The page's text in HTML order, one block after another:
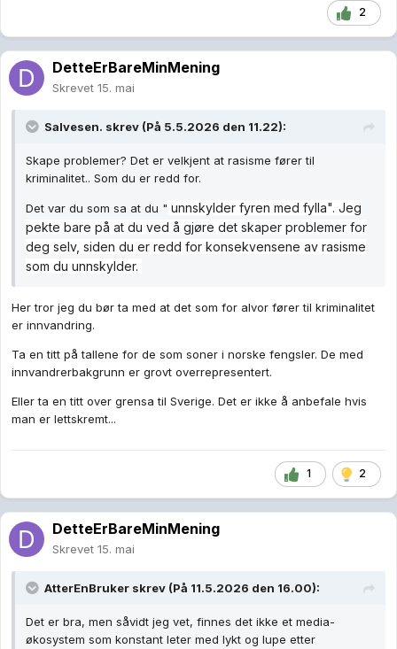
2
DetteErBareMinMening
Skrevet 15. mai
Salvesen. skrev (På 5.5.2026 den 11.22):
Skape problemer? Det er velkjent at rasisme fører til
kriminalitet.. Som du er redd for.
Det var du som sa at du " unnskylder fyren med fylla". Jeg
pekte bare på at du ved å gjøre det skaper problemer for
deg selv, siden du er redd for konsekvensene av rasisme
som du unnskylder.
Her tror jeg du bør ta med at det som for alvor fører til kriminalitet
er innvandring.
Ta en titt på tallene for de som soner i norske fengsler. De med
innvandrerbakgrunn er grovt overrepresentert.
Eller ta en titt over grensa til Sverige. Det er ikke å anbefale hvis
man er lettskremt...
1 2
DetteErBareMinMening
Skrevet 15. mai
AtterEnBruker skrev (På 11.5.2026 den 16.00):
Det er bra, men såvidt jeg vet, finnes det ikke et media-
økosystem som konstant leter med lykt og lupe etter